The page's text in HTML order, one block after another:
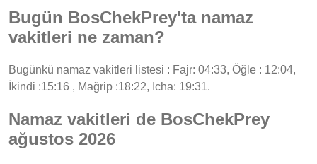
Bugün BosChekPrey'ta namaz
vakitleri ne zaman?
Bugünkü namaz vakitleri listesi : Fajr: 04:33, Öğle : 12:04,
İkindi :15:16 , Mağrip :18:22, Icha: 19:31.
Namaz vakitleri de BosChekPrey
ağustos 2026